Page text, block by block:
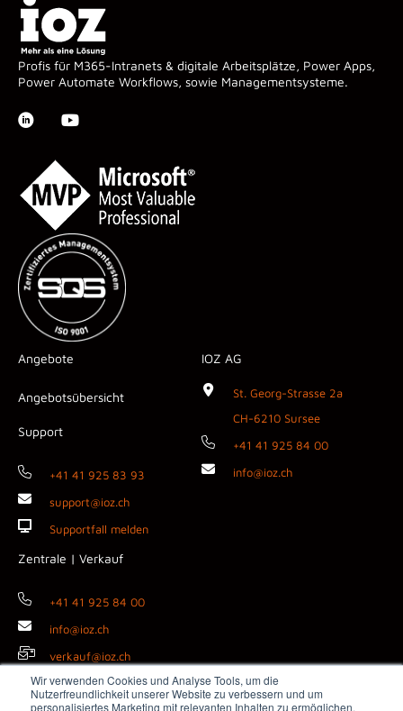
Wir verwenden Cookies und Analyse Tools, um die
Nutzerfreundlichkeit unserer Website zu verbessern und um
personalisiertes Marketing mit relevanten Inhalten zu ermöglichen.
Profis für M365-Intranets & digitale Arbeitsplätze, Power Apps,
Power Automate Workflows, sowie Managementsysteme.
Angebote
Angebotsübersicht
Support
+41 41 925 83 93
support@ioz.ch
Supportfall melden
Zentrale | Verkauf
+41 41 925 84 00
info@ioz.ch
verkauf@ioz.ch
IOZ AG
St. Georg-Strasse 2a
CH-6210 Sursee
+41 41 925 84 00
info@ioz.ch